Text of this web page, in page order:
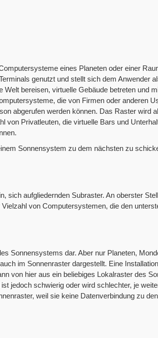
eines Planeten oder einer
genutzt und stellt sich dem Anwender
bereisen, virtuelle Gebäude betreten und
die von Firmen oder anderen
abgerufen werden können. Das Raster wird
von Privatleuten, die virtuelle Bars und
Sonnensystem zu dem nächsten zu
sich aufgliedernden Subraster. An oberster
von Computersystemen, die den
Sonnensystems dar. Aber nur Planeten,
im Sonnenraster dargestellt. Eine
von hier aus ein beliebiges Lokalraster des
jedoch schwierig oder wird schlechter, je
weil sie keine Datenverbindung zu